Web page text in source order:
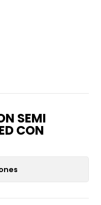
SEMI
CON